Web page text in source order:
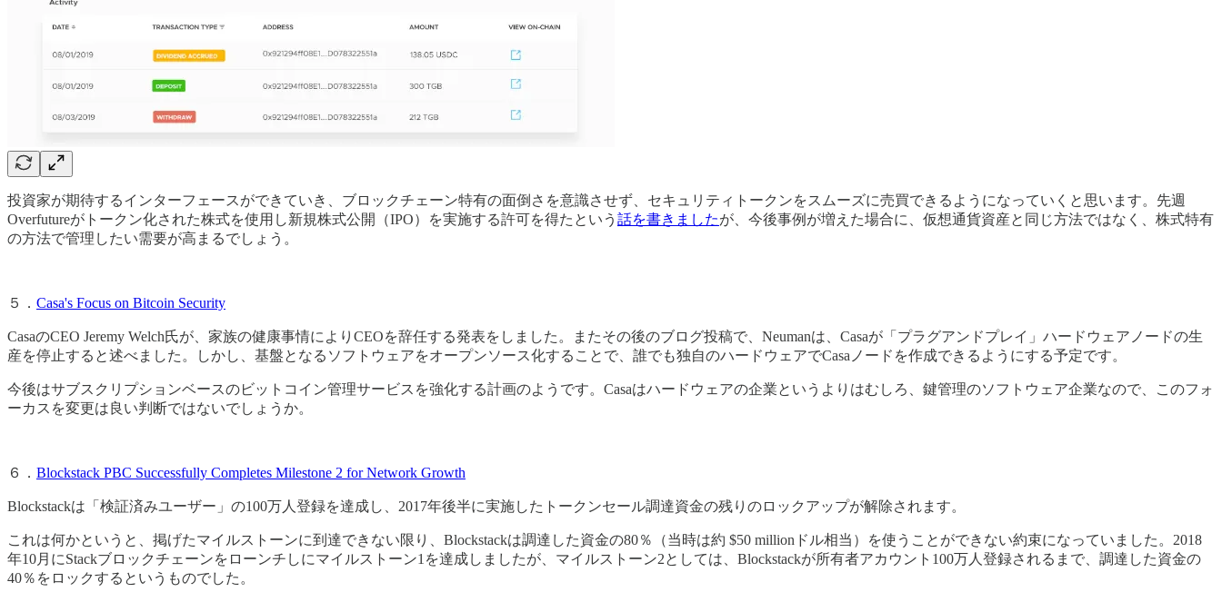
投資家が期待するインターフェースができていき、ブロックチェーン特有の面倒さを意識させず、セキュリティトークンをスムーズに売買できるようになっていくと思います。先週
Overfutureがトークン化された株式を使用し新規株式公開（IPO）を実施する許可を得たという 話を書きましたが、今後事例が増えた場合に、仮想通貨資産と同じ方法ではなく、株式特有
の方法で管理したい需要が高まるでしょう。
５． Casa's Focus on Bitcoin Security
CasaのCEO Jeremy Welch氏が、家族の健康事情によりCEOを辞任する発表をしました。またその後のブログ投稿で、Neumanは、Casaが「プラグアンドプレイ」ハードウェアノードの生
産を停止すると述べました。しかし、基盤となるソフトウェアをオープンソース化することで、誰でも独自のハードウェアでCasaノードを作成できるようにする予定です。
今後はサブスクリプションベースのビットコイン管理サービスを強化する計画のようです。Casaはハードウェアの企業というよりはむしろ、鍵管理のソフトウェア企業なので、このフォ
ーカスを変更は良い判断ではないでしょうか。
６． Blockstack PBC Successfully Completes Milestone 2 for Network Growth
Blockstackは「検証済みユーザー」の100万人登録を達成し、2017年後半に実施したトークンセール調達資金の残りのロックアップが解除されます。
これは何かというと、掲げたマイルストーンに到達できない限り、Blockstackは調達した資金の80％（当時は約 $50 millionドル相当）を使うことができない約束になっていました。2018
年10月にStackブロックチェーンをローンチしにマイルストーン1を達成しましたが、マイルストーン2としては、Blockstackが所有者アカウント100万人登録されるまで、調達した資金の
40％をロックするというものでした。